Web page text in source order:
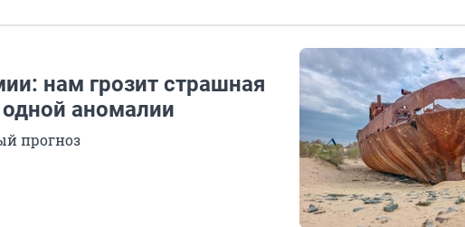
нам грозит страшная
аномалии
прогноз